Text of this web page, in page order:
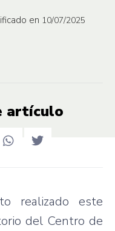
en 10/07/2025
artículo
realizado este
del Centro de